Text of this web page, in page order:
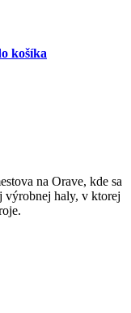
košíka
na Orave, kde sa
výrobnej haly, v ktorej